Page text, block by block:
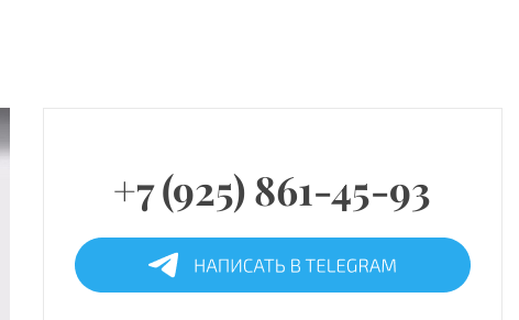
+7 (925) 861-45-93